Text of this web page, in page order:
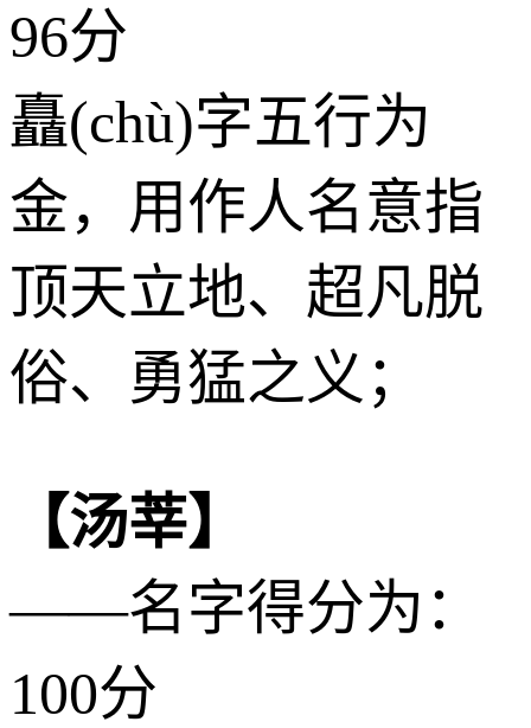
96分
矗(chù)字五行为
金，用作人名意指
顶天立地、超凡脱
俗、勇猛之义；
【汤莘】
——名字得分为：
100分